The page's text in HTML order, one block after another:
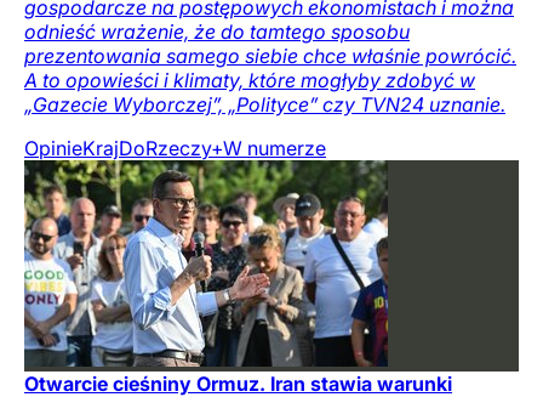
gospodarcze na postępowych ekonomistach i można
odnieść wrażenie, że do tamtego sposobu
prezentowania samego siebie chce właśnie powrócić.
A to opowieści i klimaty, które mogłyby zdobyć w
„Gazecie Wyborczej”, „Polityce” czy TVN24 uznanie.
OpinieKrajDoRzeczy+W numerze
Otwarcie cieśniny Ormuz. Iran stawia warunki